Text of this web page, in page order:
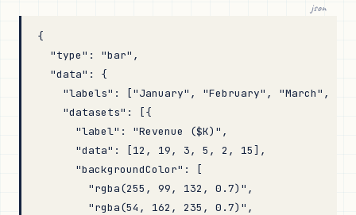
json
{
  "type"
: "bar" ,
  "data"
: {
    "labels"
: ["January" , "February" , "March" ,
    "datasets"
: [{
      "label"
: "Revenue ($K)" ,
      "data"
: [12 , 19, 3, 5 , 2 , 15],
      "backgroundColor"
: [
        "rgba(255, 99, 132, 0.7)"
,
        "rgba(54, 162, 235, 0.7)"
,